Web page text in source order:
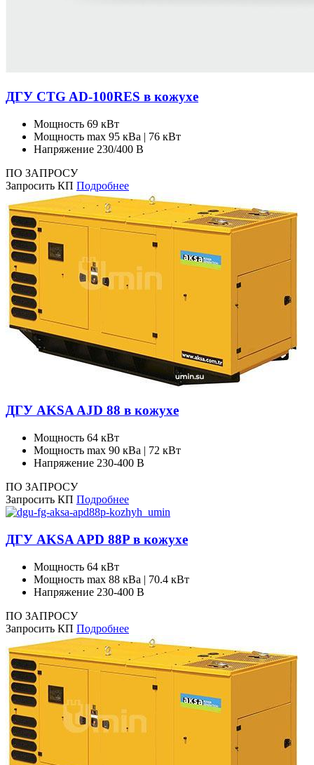
ДГУ CTG AD-100RES в кожухе
Мощность 69 кВт
Мощность max 95 кВа | 76 кВт
Напряжение 230/400 В
ПО ЗАПРОСУ
Запросить КП Подробнее
ДГУ AKSA AJD 88 в кожухе
Мощность 64 кВт
Мощность max 90 кВа | 72 кВт
Напряжение 230-400 В
ПО ЗАПРОСУ
Запросить КП Подробнее
ДГУ AKSA APD 88P в кожухе
Мощность 64 кВт
Мощность max 88 кВа | 70.4 кВт
Напряжение 230-400 В
ПО ЗАПРОСУ
Запросить КП Подробнее